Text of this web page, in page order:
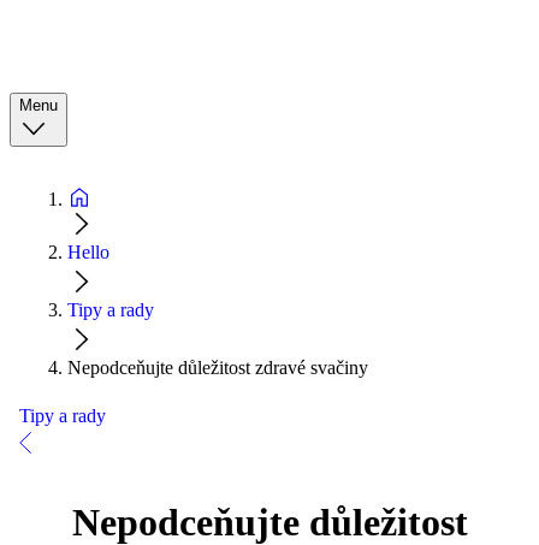
Menu
Hello
Tipy a rady
Nepodceňujte důležitost zdravé svačiny
Tipy a rady
Nepodceňujte důležitost